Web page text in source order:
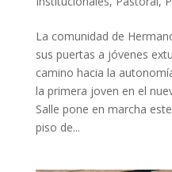
La comunidad de
sus puertas a jóvenes
camino hacia la
la primera joven en el
Salle pone en marcha
piso de...